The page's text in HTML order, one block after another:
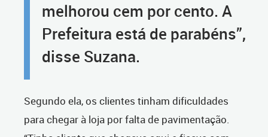
melhorou cem por cento. A
Prefeitura está de parabéns”,
disse Suzana.
Segundo ela, os clientes tinham dificuldades
para chegar à loja por falta de pavimentação.